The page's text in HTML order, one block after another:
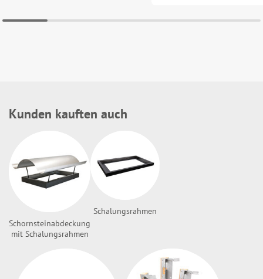
Kunden kauften auch
Schornsteinabdeckung
mit Schalungsrahmen
Schalungsrahmen